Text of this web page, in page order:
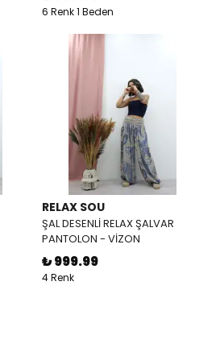
6 Renk 1 Beden
RELAX SOU
ŞAL DESENLİ RELAX ŞALVAR
PANTOLON - VİZON
₺ 999.99
4 Renk